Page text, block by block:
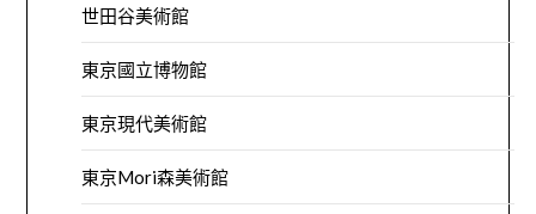
世田谷美術館
東京國立博物館
東京現代美術館
東京Mori森美術館